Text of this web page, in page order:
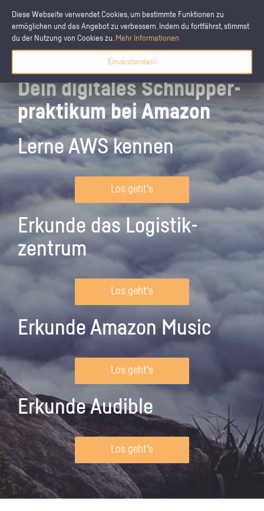
Diese Webseite verwendet Cookies, um bestimmte Funktionen zu
ermöglichen und das Angebot zu verbessern. Indem du fortfährst, stimmst
du der Nutzung von Cookies zu. Mehr Informationen
Einverstanden!
Dein digitales Schnupper­
praktikum bei Amazon
Lerne AWS kennen
Los geht's
Erkunde das Logistik­
zentrum
Los geht's
Erkunde Amazon Music
Los geht's
Erkunde Audible
Los geht's